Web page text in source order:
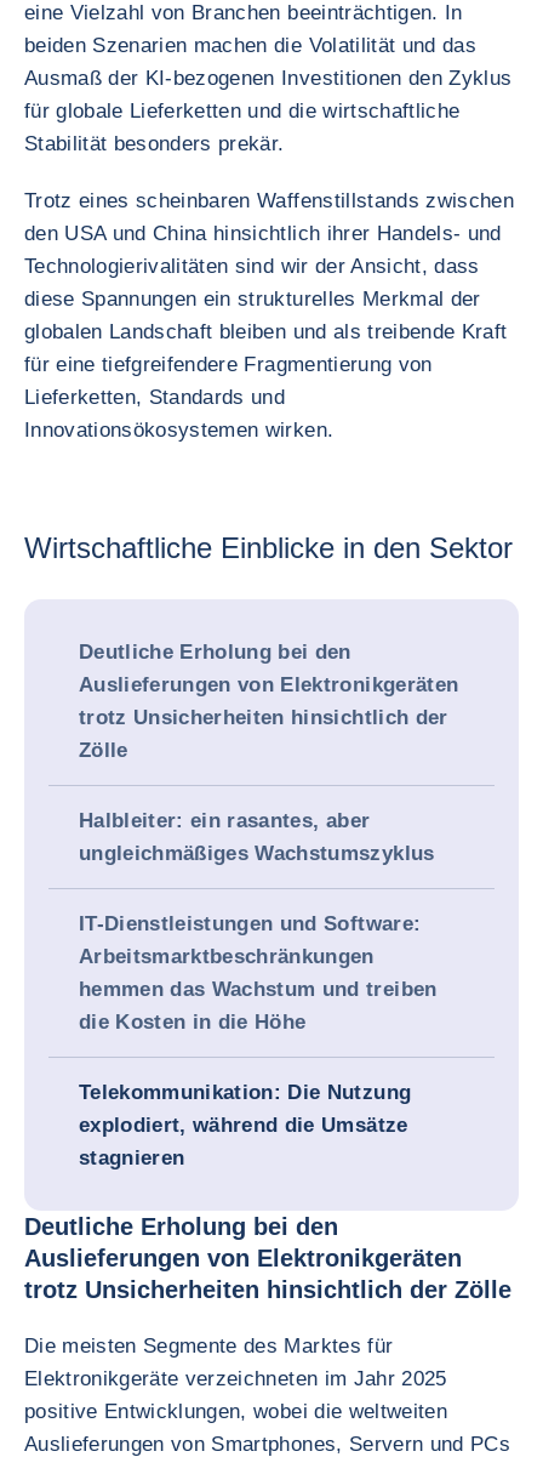
eine Vielzahl von Branchen beeinträchtigen. In
beiden Szenarien machen die Volatilität und das
Ausmaß der KI-bezogenen Investitionen den Zyklus
für globale Lieferketten und die wirtschaftliche
Stabilität besonders prekär.
Trotz eines scheinbaren Waffenstillstands zwischen
den USA und China hinsichtlich ihrer Handels- und
Technologierivalitäten sind wir der Ansicht, dass
diese Spannungen ein strukturelles Merkmal der
globalen Landschaft bleiben und als treibende Kraft
für eine tiefgreifendere Fragmentierung von
Lieferketten, Standards und
Innovationsökosystemen wirken.
Wirtschaftliche Einblicke in den Sektor
Deutliche Erholung bei den
Auslieferungen von Elektronikgeräten
trotz Unsicherheiten hinsichtlich der
Zölle
Halbleiter: ein rasantes, aber
ungleichmäßiges Wachstumszyklus
IT-Dienstleistungen und Software:
Arbeitsmarktbeschränkungen
hemmen das Wachstum und treiben
die Kosten in die Höhe
Telekommunikation: Die Nutzung
explodiert, während die Umsätze
stagnieren
Deutliche Erholung bei den
Auslieferungen von Elektronikgeräten
trotz Unsicherheiten hinsichtlich der Zölle
Die meisten Segmente des Marktes für
Elektronikgeräte verzeichneten im Jahr 2025
positive Entwicklungen, wobei die weltweiten
Auslieferungen von Smartphones, Servern und PCs